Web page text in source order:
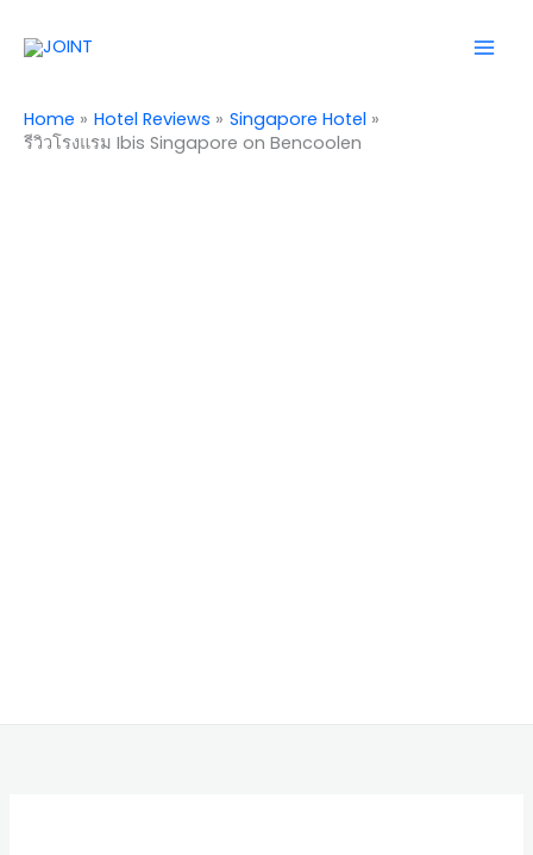
Home Hotel Reviews
Singapore Hotel
รีวิวโรงแรม Ibis Singapore on Bencoolen